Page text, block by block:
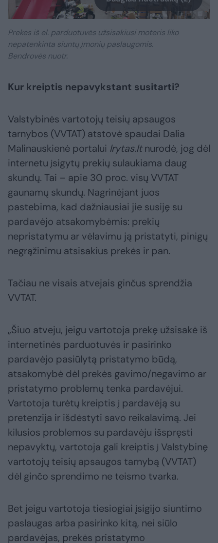
Prekes iš el. parduotuvės užsisakiusi moteris liko
nepatenkinta siuntų įmonių paslaugomis.
Bendrovės nuotr.
Kur kreiptis nepavykstant susitarti?
Valstybinės vartotojų teisių apsaugos
tarnybos (VVTAT) atstovė spaudai Dalia
Malinauskienė portalui lrytas.ltnurodė, jog dėl
internetu įsigytų prekių sulaukiama daug
skundų. Tai – apie 30 proc. visų VVTAT
gaunamų skundų. Nagrinėjant juos
pastebima, kad dažniausiai jie susiję su
pardavėjo atsakomybėmis: prekių
nepristatymu ar vėlavimu ją pristatyti, pinigų
negrąžinimu atsisakius prekės ir pan.
Tačiau ne visais atvejais ginčus sprendžia
VVTAT.
„Šiuo atveju, jeigu vartotoja prekę užsisakė iš
internetinės parduotuvės ir pasirinko
pardavėjo pasiūlytą pristatymo būdą,
atsakomybė dėl prekės gavimo/negavimo ar
pristatymo problemų tenka pardavėjui.
Vartotoja turėtų kreiptis į pardavėją su
pretenzija ir išdėstyti savo reikalavimą. Jei
kilusios problemos su pardavėju išspręsti
nepavyktų, vartotoja gali kreiptis į Valstybinę
vartotojų teisių apsaugos tarnybą (VVTAT)
dėl ginčo sprendimo ne teismo tvarka.
Bet jeigu vartotoja tiesiogiai įsigijo siuntimo
paslaugas arba pasirinko kitą, nei siūlo
pardavėjas, prekės pristatymo